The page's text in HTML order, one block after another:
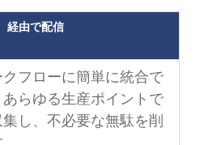
経由で配信
フローに簡単に統合で
らゆる生産ポイントで
し、不必要な無駄を削